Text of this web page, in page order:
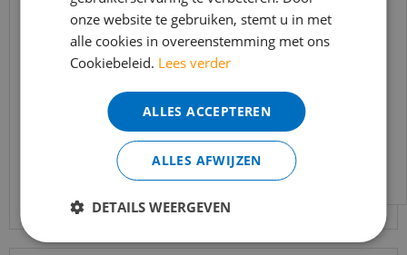
Bies Messing ongepolijst 2,5 x 4 mm - 300cm (per
Bekijk product
bereikbaar.
Bestelling worden uiteraard verwerkt
echter iets minder snel dan wat je van ons
gewend bent.
Voor vragen kan je ons bereiken via
info@merkvloerenwinkel.nl
onze website te gebruiken, stemt u in met
alle cookies in overeenstemming met ons
Cookiebeleid. Lees verder
ALLES ACCEPTEREN
ALLES AFWIJZEN
DETAILS WEERGEVEN